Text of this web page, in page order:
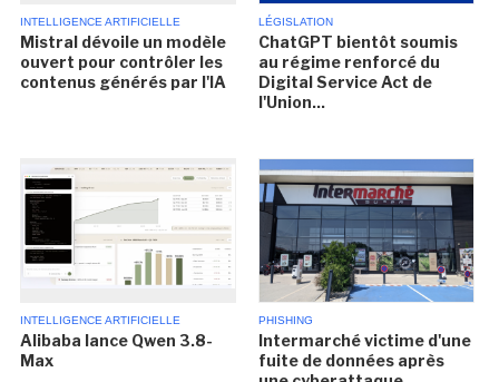
INTELLIGENCE ARTIFICIELLE
Mistral dévoile un modèle
ouvert pour contrôler les
contenus générés par l'IA
LÉGISLATION
ChatGPT bientôt soumis
au régime renforcé du
Digital Service Act de
l'Union...
INTELLIGENCE ARTIFICIELLE
Alibaba lance Qwen 3.8-
Max
PHISHING
Intermarché victime d'une
fuite de données après